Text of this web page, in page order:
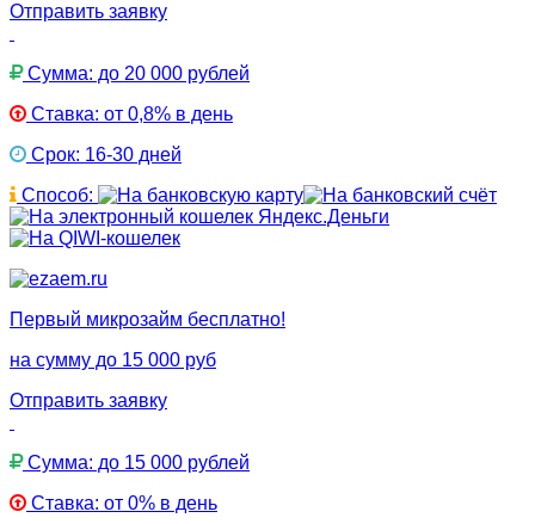
Отправить заявку
Сумма: до 20 000 рублей
Ставка: от 0,8% в день
Срок: 16-30 дней
Способ:
Первый микрозайм бесплатно!
на сумму до 15 000 руб
Отправить заявку
Сумма: до 15 000 рублей
Ставка: от 0% в день